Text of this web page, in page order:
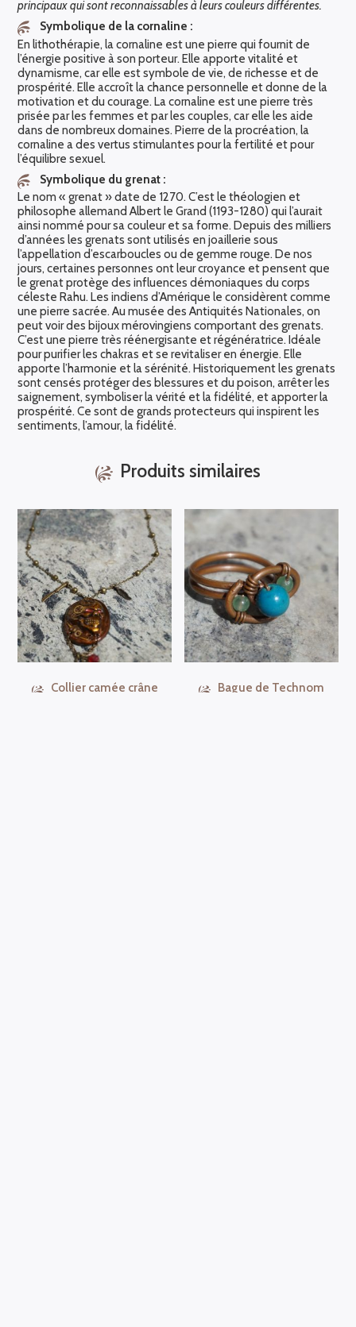
principaux qui sont reconnaissables à leurs couleurs différentes.
Symbolique de la cornaline :
En lithothérapie, la cornaline est une pierre qui fournit de
l’énergie positive à son porteur. Elle apporte vitalité et
dynamisme, car elle est symbole de vie, de richesse et de
prospérité. Elle accroît la chance personnelle et donne de la
motivation et du courage. La cornaline est une pierre très
prisée par les femmes et par les couples, car elle les aide
dans de nombreux domaines. Pierre de la procréation, la
cornaline a des vertus stimulantes pour la fertilité et pour
l’équilibre sexuel.
Symbolique du grenat :
Le nom « grenat » date de 1270. C’est le théologien et
philosophe allemand Albert le Grand (1193-1280) qui l’aurait
ainsi nommé pour sa couleur et sa forme. Depuis des milliers
d’années les grenats sont utilisés en joaillerie sous
l’appellation d’escarboucles ou de gemme rouge. De nos
jours, certaines personnes ont leur croyance et pensent que
le grenat protège des influences démoniaques du corps
céleste Rahu. Les indiens d’Amérique le considèrent comme
une pierre sacrée. Au musée des Antiquités Nationales, on
peut voir des bijoux mérovingiens comportant des grenats.
C’est une pierre très réénergisante et régénératrice. Idéale
pour purifier les chakras et se revitaliser en énergie. Elle
apporte l’harmonie et la sérénité. Historiquement les grenats
sont censés protéger des blessures et du poison, arrêter les
saignement, symboliser la vérité et la fidélité, et apporter la
prospérité. Ce sont de grands protecteurs qui inspirent les
sentiments, l’amour, la fidélité.
Produits similaires
Collier camée crâne
Bague de Technom